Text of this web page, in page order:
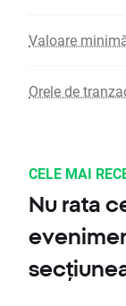
Valoare
Orele de
CELE MAI
Nu rata